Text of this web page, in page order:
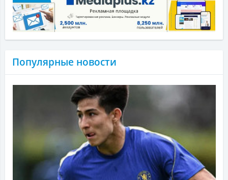
Популярные новости